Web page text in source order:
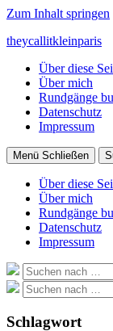
Zum Inhalt springen
theycallitkleinparis
Über diese
Über mich
Rundgänge
Datenschutz
Impressum
Menü Schließen
Über diese
Über mich
Rundgänge
Datenschutz
Impressum
Suche
nach:
Suche
nach:
Schlagwort